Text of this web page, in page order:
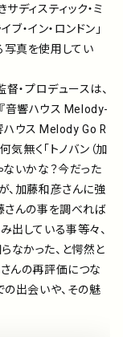
ディスティック・ミ
・イン・ロンドン」
写真を使用してい
・プロデュースは、
音響ハウス Melody-
ハウス Melody Go R
無く「トノバン（加
ないかな？今だった
、加藤和彦さんに強
さんの事を調べれば
出している事等々、
なかった、と愕然と
んの再評価につな
の出会いや、その魅